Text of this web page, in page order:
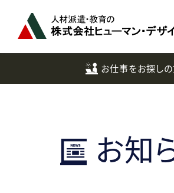
お仕事をお探し
お知
へ